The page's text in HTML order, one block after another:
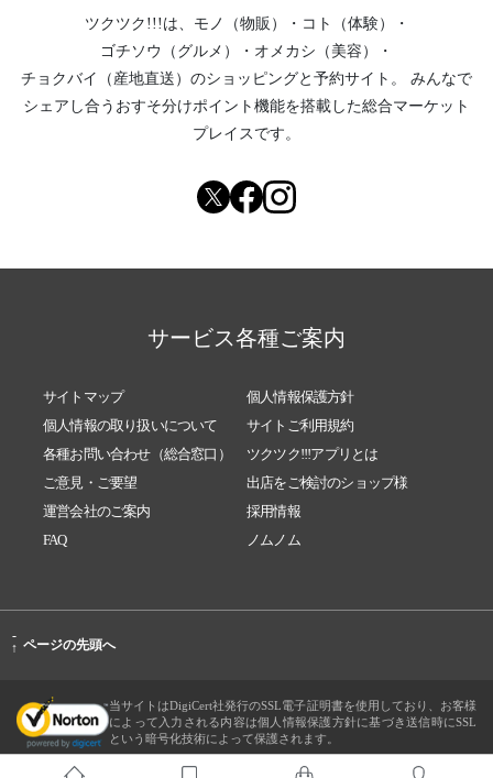
ツクツク!!!は、 モノ（物販） ・ コト（体験）
・
ゴチソウ（グルメ）
・ オメカシ（美容）
・
チョクバイ（産地直送） のショッピングと予約サイト。
みんなで
シェアし合う おすそ分けポイント機能を搭載した総合マーケット
プレイスです。
サービス各種ご案内
サイトマップ
個人情報保護方針
個人情報の取り扱いについて
サイトご利用規約
各種お問い合わせ（総合窓口）
ツクツク!!!アプリとは
ご意見・ご要望
出店をご検討のショップ様
運営会社のご案内
採用情報
FAQ
ノムノム
-
↑ ページの先頭へ
当サイトはDigiCert社発行のSSL電子証明書を使用しており、お客様
によって入力される内容は個人情報保護方針に基づき送信時にSSL
という暗号化技術によって保護されます。